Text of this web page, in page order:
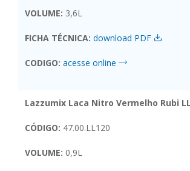
VOLUME: 3,6L
FICHA TÉCNICA: download PDF
CODIGO: acesse online
Lazzumix Laca Nitro Vermelho Rubi
CÓDIGO: 47.00.LL120
VOLUME: 0,9L